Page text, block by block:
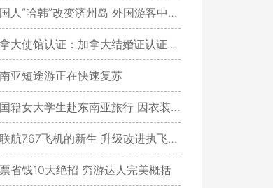
人“哈韩”改变济州岛 外国游客中近八成是中国人
大使馆认证：加拿大结婚证认证用于购房
亚短途游正在快速复苏
籍女大学生赴东南亚旅行 因衣装暴露被遣返
航767飞机的新生 升级改进执飞欧洲航线
省钱10大绝招 穷游达人完美概括